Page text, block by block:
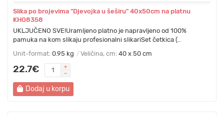
Slika po brojevima "Djevojka u šeširu" 40x50cm na platnu
KHO8358
UKLJUČENO SVE!Uramljeno platno je napravljeno od 100%
pamuka na kom slikaju profesionalni slikariSet četkica (..
Unit-format: 0.95 kg Veličina, cm: 40 x 50 cm
22.7€
Dodaj u korpu